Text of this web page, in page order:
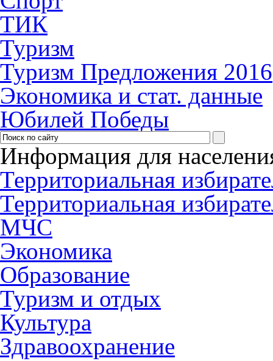
ТИК
Туризм
Туризм Предложения 2016
Экономика и стат. данные
Юбилей Победы
Информация для
Территориальная
Территориальная
МЧС
Экономика
Образование
Туризм и отдых
Культура
Здравоохранение